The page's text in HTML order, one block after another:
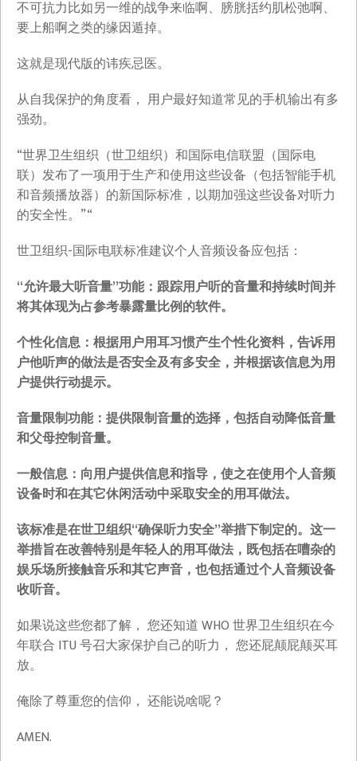
不可抗力比如另一维的战争来临啊、膀胱括约肌松弛啊、
要上船啊之类的缘因遁掉。
这就是现代版的讳疾忌医。
从自我保护的角度看， 用户最好知道常见的手机输出有多
强劲。
“世界卫生组织（世卫组织）和国际电信联盟（国际电
联）发布了一项用于生产和使用这些设备（包括智能手机
和音频播放器）的新国际标准，以期加强这些设备对听力
的安全性。”“
世卫组织-国际电联标准建议个人音频设备应包括：
“允许最大听音量”功能：跟踪用户听的音量和持续时间并
将其体现为占参考暴露量比例的软件。
个性化信息：根据用户用耳习惯产生个性化资料，告诉用
户他听声的做法是否安全及有多安全，并根据该信息为用
户提供行动提示。
音量限制功能：提供限制音量的选择，包括自动降低音量
和父母控制音量。
一般信息：向用户提供信息和指导，使之在使用个人音频
设备时和在其它休闲活动中采取安全的用耳做法。
该标准是在世卫组织“确保听力安全”举措下制定的。这一
举措旨在改善特别是年轻人的用耳做法，既包括在嘈杂的
娱乐场所接触音乐和其它声音，也包括通过个人音频设备
收听音。
如果说这些您都了解， 您还知道 WHO 世界卫生组织在今
年联合 ITU 号召大家保护自己的听力， 您还屁颠屁颠买耳
放。
俺除了尊重您的信仰， 还能说啥呢？
AMEN.